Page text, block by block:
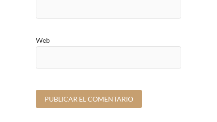
Web